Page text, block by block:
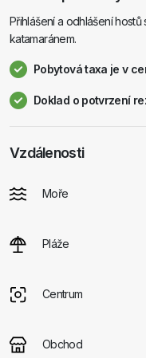
Přihlášení a odhlášení
katamaránem.
Pobytová taxa je v
Doklad o potvrzení
Vzdálenosti
Moře
Pláže
Centrum
Obchod